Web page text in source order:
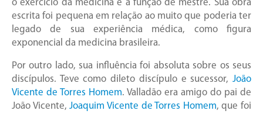
o exercício da medicina e a função de mestre. Sua obra
escrita foi pequena em relação ao muito que poderia ter
legado de sua experiência médica, como figura
exponencial da medicina brasileira.
Por outro lado, sua influência foi absoluta sobre os seus
discípulos. Teve como dileto discípulo e sucessor, João
Vicente de Torres Homem. Valladão era amigo do pai de
João Vicente,Joaquim Vicente de Torres Homem, que foi